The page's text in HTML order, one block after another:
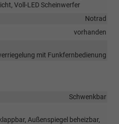
Voll-LED Scheinwerfer
Notrad
vorhanden
mit Funkfernbedienung
Schwenkbar
Außenspiegel beheizbar,